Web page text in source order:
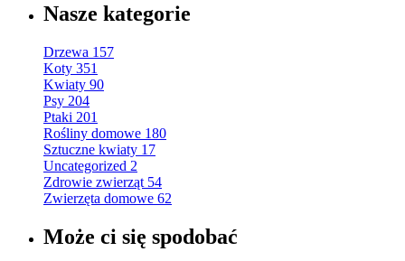
Nasze kategorie
Drzewa 157
Koty 351
Kwiaty 90
Psy 204
Ptaki 201
Rośliny domowe 180
Sztuczne kwiaty 17
Uncategorized 2
Zdrowie zwierząt 54
Zwierzęta domowe 62
Może ci się spodobać